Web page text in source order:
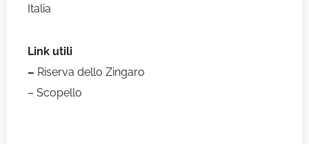
Italia
Link utili
– Riserva dello Zingaro
– Scopello